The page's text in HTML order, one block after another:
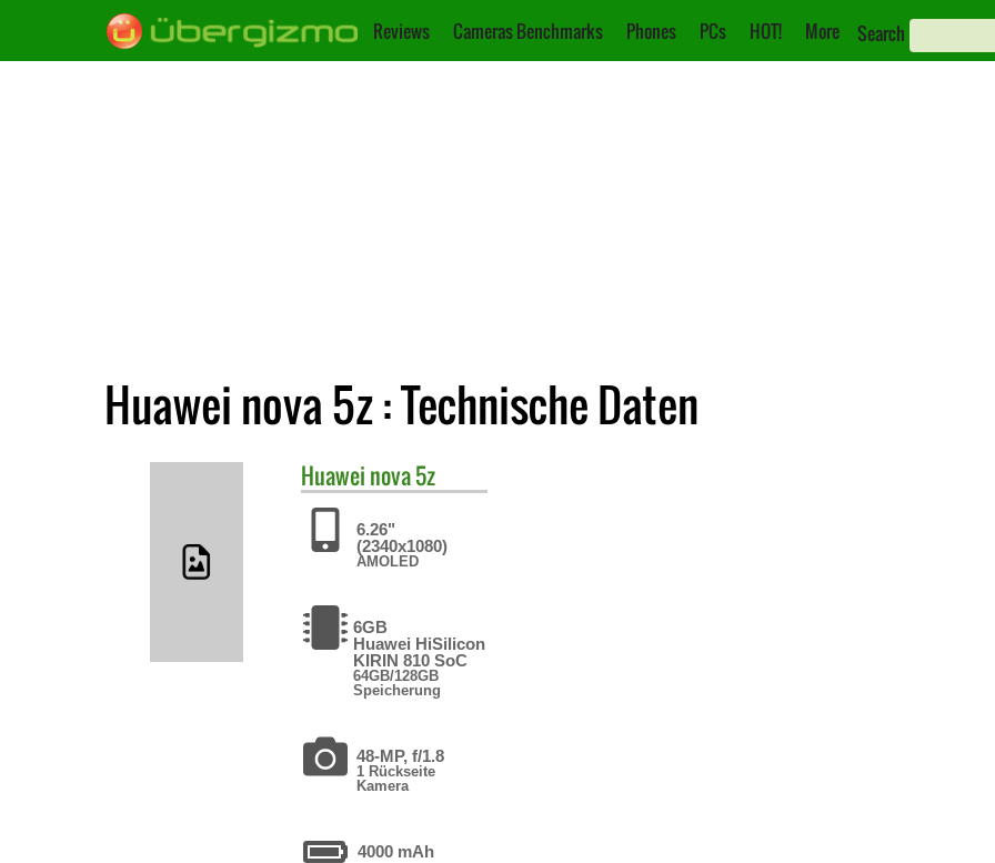
Reviews Cameras Benchmarks Phones PCs HOT! More Search
Huawei nova 5z : Technische Daten
Huawei nova 5z
6.26"
(2340x1080)
AMOLED
6GB
Huawei HiSilicon
KIRIN 810 SoC
64GB/128GB
Speicherung
48-MP, f/1.8
1 Rückseite
Kamera
4000 mAh